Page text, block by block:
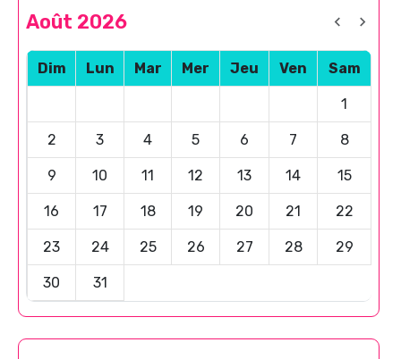
Août 2026
Dim Lun Mar Mer Jeu Ven Sam
1
2 3 4 5 6 7 8
9 10 11 12 13 14 15
16 17 18 19 20 21 22
23 24 25 26 27 28 29
30 31